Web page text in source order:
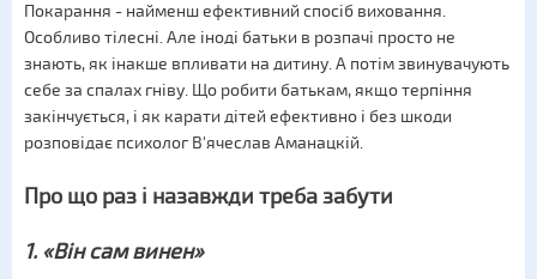
Покарання - найменш ефективний спосіб виховання.
Особливо тілесні. Але іноді батьки в розпачі просто не
знають, як інакше впливати на дитину. А потім звинувачують
себе за спалах гніву. Що робити батькам, якщо терпіння
закінчується, і як карати дітей ефективно і без шкоди
розповідає психолог В'ячеслав Аманацкій.
Про що раз і назавжди треба забути
1. «Він сам винен»